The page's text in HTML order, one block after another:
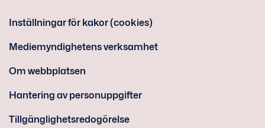
Inställningar för kakor (cookies)
Mediemyndighetens verksamhet
Om webbplatsen
Hantering av personuppgifter
Tillgänglighetsredogörelse